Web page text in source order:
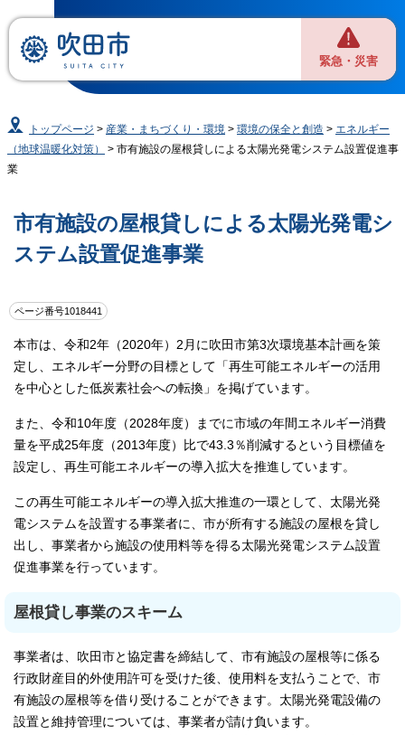
緊急・災害
トップページ > 産業・まちづくり・環境 >環境の保全と創造 >エネルギー
（地球温暖化対策）
> 市有施設の屋根貸しによる太陽光発電システム設置促進事
業
市有施設の屋根貸しによる太陽光発電シ
ステム設置促進事業
ページ番号1018441
本市は、令和2年（2020年）2月に吹田市第3次環境基本計画を策
定し、エネルギー分野の目標として「再生可能エネルギーの活用
を中心とした低炭素社会への転換」を掲げています。
また、令和10年度（2028年度）までに市域の年間エネルギー消費
量を平成25年度（2013年度）比で43.3％削減するという目標値を
設定し、再生可能エネルギーの導入拡大を推進しています。
この再生可能エネルギーの導入拡大推進の一環として、太陽光発
電システムを設置する事業者に、市が所有する施設の屋根を貸し
出し、事業者から施設の使用料等を得る太陽光発電システム設置
促進事業を行っています。
屋根貸し事業のスキーム
事業者は、吹田市と協定書を締結して、市有施設の屋根等に係る
行政財産目的外使用許可を受けた後、使用料を支払うことで、市
有施設の屋根等を借り受けることができます。太陽光発電設備の
設置と維持管理については、事業者が請け負います。